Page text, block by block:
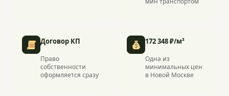
Договор КП
Право
собственности
оформляется сразу
172 348 ₽/м²
Одна из
минимальных цен
в Новой Москве